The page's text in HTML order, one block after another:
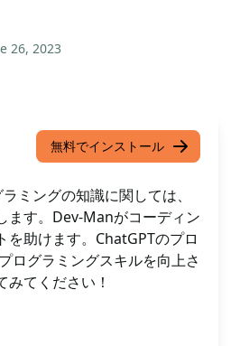
26, 2023
無料でインストール
ミングの知識に関しては、
ます。Dev-Manがコーディン
助けます。ChatGPTのプロ
ログラミングスキルを向上さ
てください！